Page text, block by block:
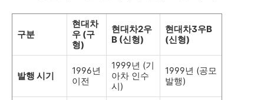
구분
현대차
우 (구
형)
현대차2우
B (신형)
현대차3우B
(신형)
발행 시기
1996년
이전
1999년 (기
아차 인수
시)
1999년 (공모
발행)